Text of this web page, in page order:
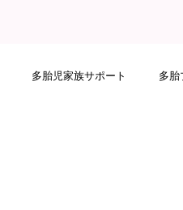
多胎児家族サポート 多胎